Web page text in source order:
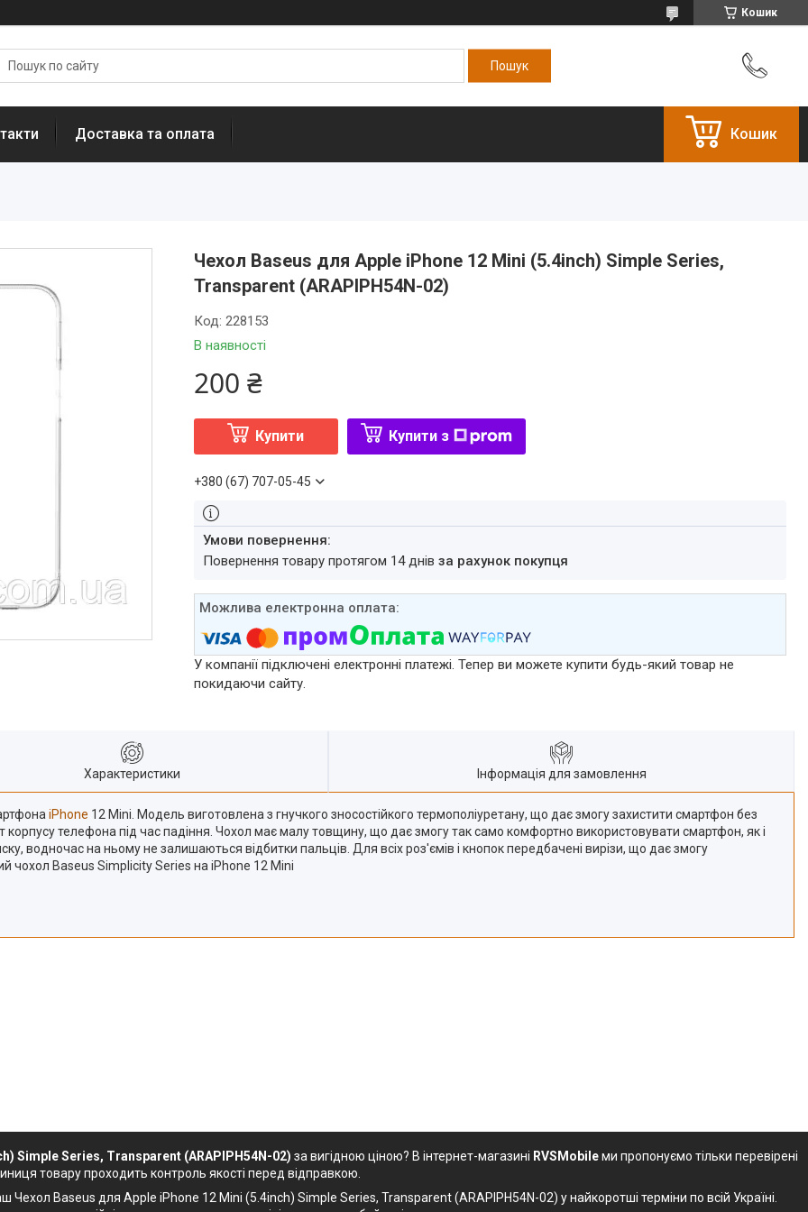
Кошик
Доставка та оплата Кошик
Чехол Baseus для Apple iPhone 12 Mini (5.4inch) Simple Series,
Transparent (ARAPIPH54N-02)
В наявності
Код: 228153
200 ₴
Купити Купити з
+380 (67) 707-05-45
повернення товару протягом 14 днів за рахунок покупця
У компанії підключені електронні платежі. Тепер ви можете купити будь-який товар не
покидаючи сайту.
Характеристики Інформація для замовлення
iPhone 12 Mini. Модель виготовлена з гнучкого зносостійкого термополіуретану, що дає змогу захистити смартфон без
корпусу телефона під час падіння. Чохол має малу товщину, що дає змогу так само комфортно використовувати смартфон, як і
водночас на ньому не залишаються відбитки пальців. Для всіх роз'ємів і кнопок передбачені вирізи, що дає змогу
чохол Baseus Simplicity Series на iPhone 12 Mini
Simple Series, Transparent (ARAPIPH54N-02) за вигідною ціною? В інтернет-магазині RVSMobileми пропонуємо тільки перевірені
товару проходить контроль якості перед відправкою.
Чехол Baseus для Apple iPhone 12 Mini (5.4inch) Simple Series, Transparent (ARAPIPH54N-02) у найкоротші терміни по всій Україні.